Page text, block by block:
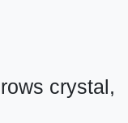
crystal,